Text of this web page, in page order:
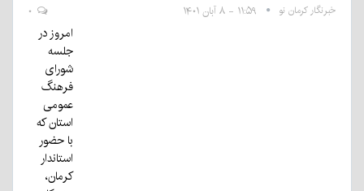
خبرنگار کرمان نو ۱۱:۵۹ - ۸ آبان ۱۴۰۱
امروز در
جلسه
شورای
فرهنگ
عمومی
استان که
با حضور
استاندار
کرمان،